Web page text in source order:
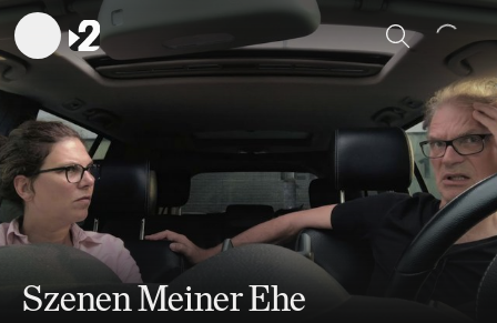
Sök
Szenen Meiner Ehe